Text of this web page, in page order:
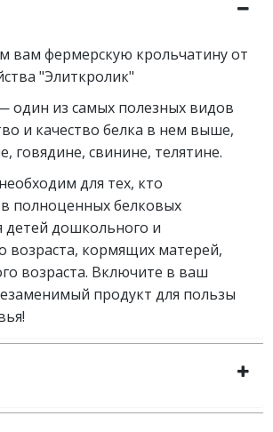
вам фермерскую крольчатину от
"Элиткролик"
один из самых полезных видов
и качество белка в нем выше,
говядине, свинине, телятине.
для тех, кто
полноценных белковых
детей дошкольного и
возраста, кормящих матерей,
возраста. Включите в ваш
продукт для пользы